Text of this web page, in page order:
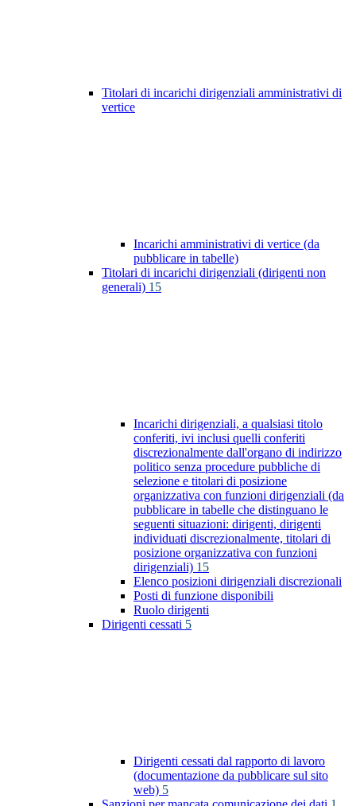
Titolari di incarichi dirigenziali amministrativi di
vertice
Incarichi amministrativi di vertice (da
pubblicare in tabelle)
Titolari di incarichi dirigenziali (dirigenti non
generali) 15
Incarichi dirigenziali, a qualsiasi titolo
conferiti, ivi inclusi quelli conferiti
discrezionalmente dall'organo di indirizzo
politico senza procedure pubbliche di
selezione e titolari di posizione
organizzativa con funzioni dirigenziali (da
pubblicare in tabelle che distinguano le
seguenti situazioni: dirigenti, dirigenti
individuati discrezionalmente, titolari di
posizione organizzativa con funzioni
dirigenziali) 15
Elenco posizioni dirigenziali discrezionali
Posti di funzione disponibili
Ruolo dirigenti
Dirigenti cessati 5
Dirigenti cessati dal rapporto di lavoro
(documentazione da pubblicare sul sito
web) 5